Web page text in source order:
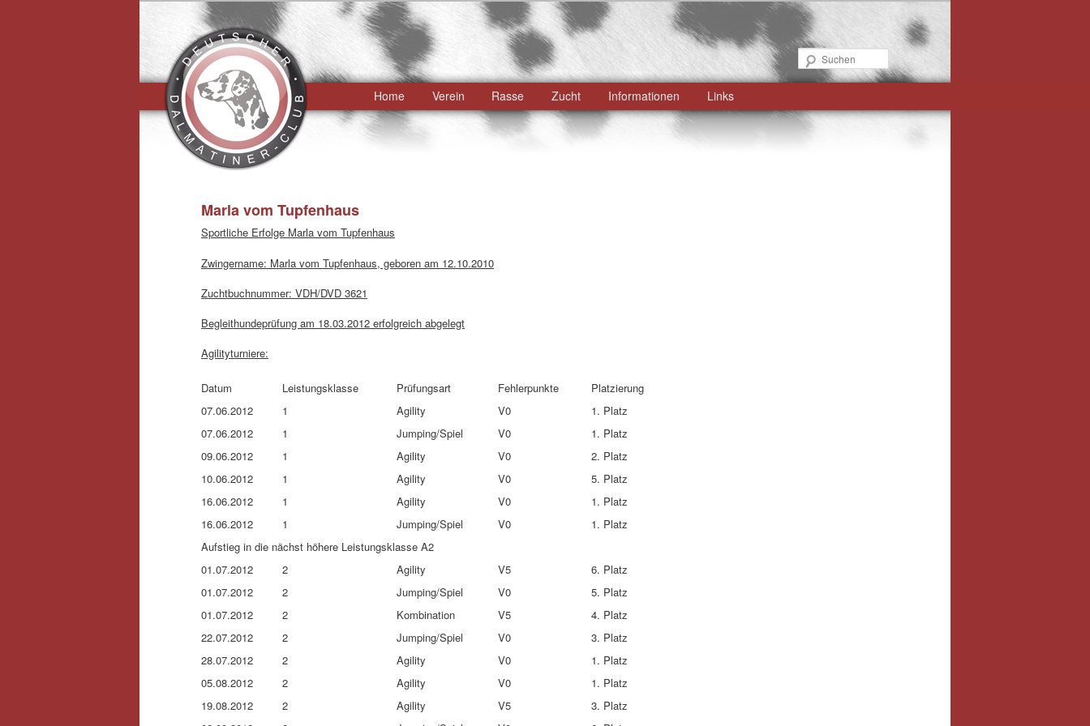
Suchen
Zum
primären
Home Verein Rasse Zucht Informationen Links
Marla vom Tupfenhaus
Sportliche Erfolge Marla vom Tupfenhaus
Zwingername: Marla vom Tupfenhaus, geboren am 12.10.2010
Zuchtbuchnummer: VDH/DVD 3621
Begleithundeprüfung am 18.03.2012 erfolgreich abgelegt
Agilityturniere:
Datum Leistungsklasse Prüfungsart Fehlerpunkte
Platzierung
07.06.2012
1 Agility V0
1. Platz
07.06.2012
1 Jumping/Spiel V0
1. Platz
09.06.2012
1 Agility V0
2. Platz
10.06.2012
1 Agility V0
5. Platz
16.06.2012
1 Agility V0
1. Platz
16.06.2012
1 Jumping/Spiel V0
1. Platz
Aufstieg in die nächst höhere Leistungsklasse A2
01.07.2012
2 Agility V5
6. Platz
01.07.2012
2 Jumping/Spiel V0
5. Platz
01.07.2012
2 Kombination V5
4. Platz
22.07.2012
2 Jumping/Spiel V0
3. Platz
28.07.2012
2 Agility V0
1. Platz
05.08.2012
2 Agility V0
1. Platz
19.08.2012
2 Agility V5
3. Platz